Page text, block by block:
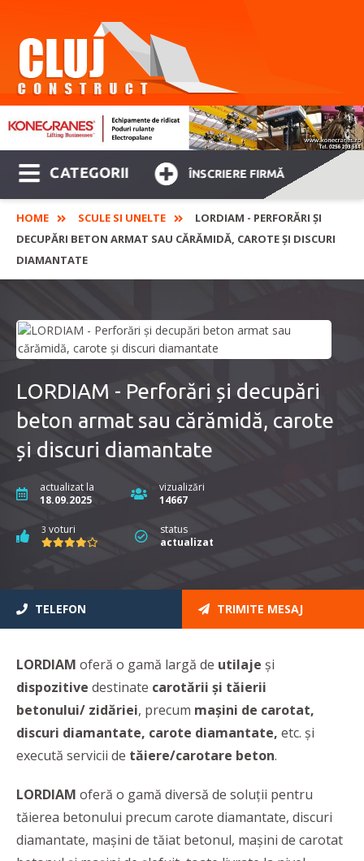
CATEGORII ÎNSCRIERE FIRMĂ
HOME SCULE SI UNELTE
LORDIAM - PERFORĂRI ȘI
DECUPĂRI BETON ARMAT SAU CĂRĂMIDĂ, CAROTE ȘI DISCURI
DIAMANTATE
LORDIAM - Perforări și decupări
beton armat sau cărămidă, carote
și discuri diamantate
actualizat la
18.09.2025
vizualizări
14667
3 voturi
status
actualizat
TELEFON TRIMITE MESAJ
LORDIAM oferă o gamă largă de utilaje și
dispozitive destinate carotării și tăierii
betonului/ zidăriei, precum mașini de carotat,
discuri diamantate, carote diamantate, etc. și
execută servicii de tăiere/carotare beton.
LORDIAM oferă o gamă diversă de soluții pentru
tăierea betonului precum carote diamantate, discuri
diamantate, mașini de tăiat betonul, mașini de carotat